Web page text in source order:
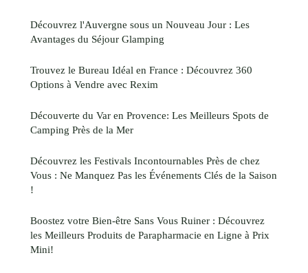
Découvrez l'Auvergne sous un Nouveau Jour : Les
Avantages du Séjour Glamping
Trouvez le Bureau Idéal en France : Découvrez 360
Options à Vendre avec Rexim
Découverte du Var en Provence: Les Meilleurs Spots de
Camping Près de la Mer
Découvrez les Festivals Incontournables Près de chez
Vous : Ne Manquez Pas les Événements Clés de la Saison
!
Boostez votre Bien-être Sans Vous Ruiner : Découvrez
les Meilleurs Produits de Parapharmacie en Ligne à Prix
Mini!